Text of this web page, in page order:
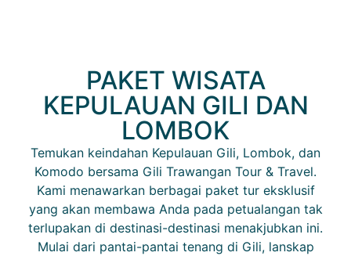
PAKET WISATA
KEPULAUAN GILI DAN
LOMBOK
Temukan keindahan Kepulauan Gili, Lombok, dan
Komodo bersama Gili Trawangan Tour & Travel.
Kami menawarkan berbagai paket tur eksklusif
yang akan membawa Anda pada petualangan tak
terlupakan di destinasi-destinasi menakjubkan ini.
Mulai dari pantai-pantai tenang di Gili, lanskap